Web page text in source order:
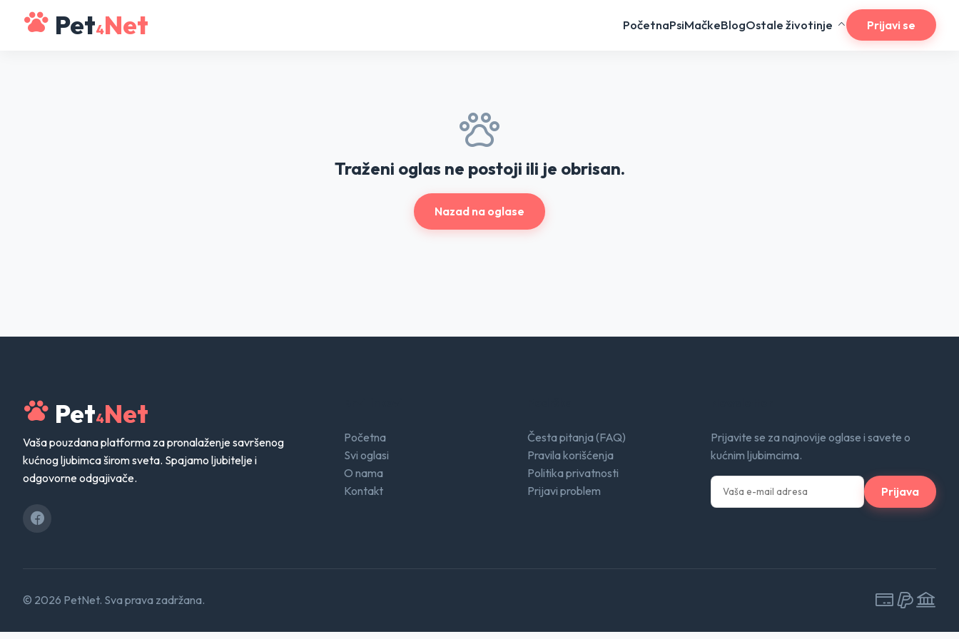
Pet4Net PočetnaPsiMačkeBlogOstale životinje Prijavi se
Traženi oglas ne postoji ili je obrisan.
Nazad na oglase
Pet4Net
Vaša pouzdana platforma za pronalaženje savršenog
kućnog ljubimca širom sveta. Spajamo ljubitelje i
odgovorne odgajivače.
Početna
Svi oglasi
O nama
Kontakt
Česta pitanja (FAQ)
Pravila korišćenja
Politika privatnosti
Prijavi problem
Prijavite se za najnovije oglase i savete o
kućnim ljubimcima.
Prijava
© 2026 PetNet. Sva prava zadržana.